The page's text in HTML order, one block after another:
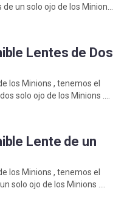
un solo ojo de los Minions
Lentes de Dos
los Minions , tenemos el
solo ojo de los Minions .
Lente de un
los Minions , tenemos el
solo ojo de los Minions .